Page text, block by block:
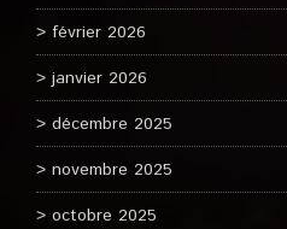
février 2026
janvier 2026
décembre 2025
novembre 2025
octobre 2025